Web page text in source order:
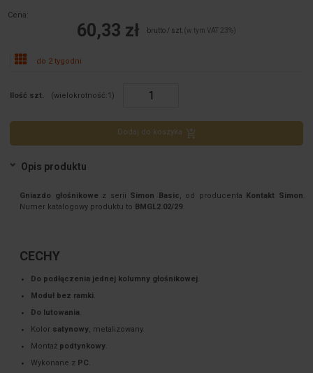
Cena:
60,33 zł brutto / szt. (w tym VAT 23%)
do 2 tygodni
Ilość szt. (wielokrotność:1 )
Dodaj do koszyka
Opis produktu
Gniazdo głośnikowe z serii Simon Basic, od producenta Kontakt Simon.
Numer katalogowy produktu to BMGL2.02/29.
CECHY
Do podłączenia jednej kolumny głośnikowej.
Moduł bez ramki.
Do lutowania.
Kolor satynowy, metalizowany.
Montaż podtynkowy.
Wykonane z PC.